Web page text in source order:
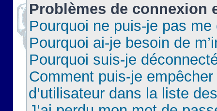
Problèmes de connexion
Pourquoi ne puis-je pas
Pourquoi ai-je besoin de
Pourquoi suis-je
Comment puis-je
d’utilisateur dans la liste